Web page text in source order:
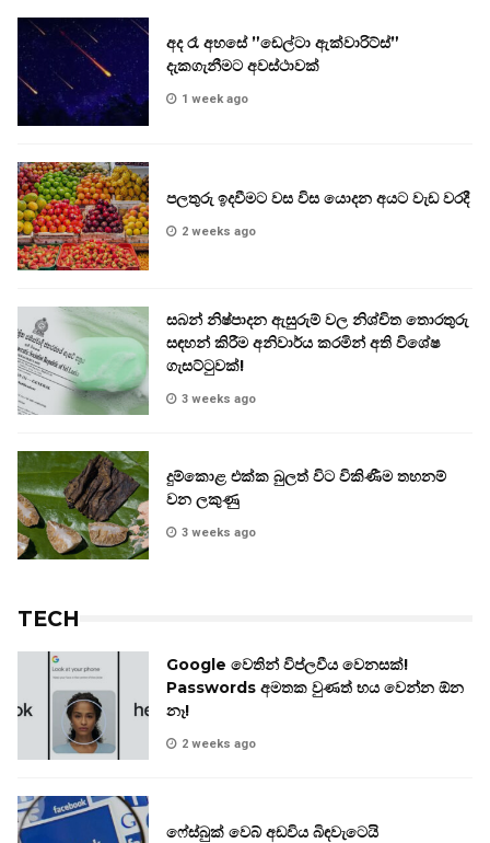
අද රෑ අහසේ ”ඩෙල්ටා ඇක්වාරිට්ස්”
දැකගැනීමට අවස්ථාවක්
1 week ago
පලතුරු ඉදවීමට වස විස යොදන අයට වැඩ වරදී
2 weeks ago
සබන් නිෂ්පාදන ඇසුරුම් වල නිශ්චිත තොරතුරු
සඳහන් කිරීම අනිවාර්ය කරමින් අති විශේෂ
ගැසට්ටුවක්!
3 weeks ago
දුම්කොළ එක්ක බුලත් විට විකිණීම තහනම්
වන ලකුණු
3 weeks ago
TECH
Google වෙතින් විප්ලවීය වෙනසක්!
Passwords අමතක වුණත් භය වෙන්න ඕන
නෑ!
2 weeks ago
ෆේස්බුක් වෙබ් අඩවිය බිඳවැටෙයි